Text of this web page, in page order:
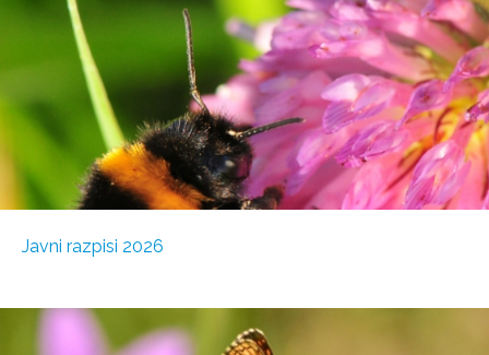
Javni razpisi 2026